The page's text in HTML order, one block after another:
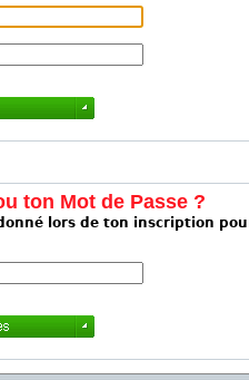
ton Mot de Passe ?
lors de ton inscription